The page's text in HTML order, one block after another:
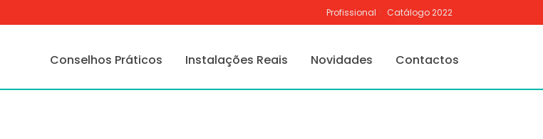
Profissional Catálogo 2022
Conselhos Práticos Instalações Reais Novidades Contactos